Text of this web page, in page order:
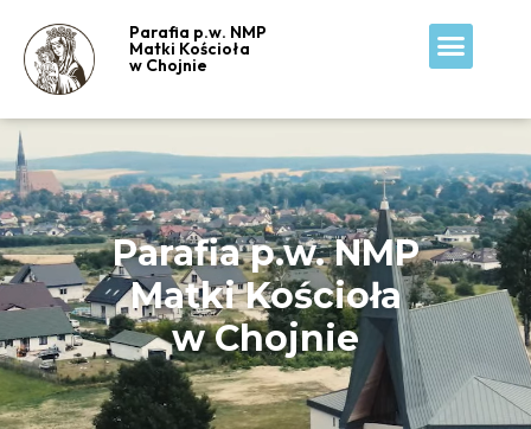
Parafia p.w. NMP
Matki Kościoła
w Chojnie
Parafia p.w. NMP
Matki Kościoła
w Chojnie